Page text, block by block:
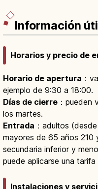
Información
Horarios y precio de
Horario de apertura ：
ejemplo de 9:30 a 18:00.
Días de cierre ：pueden
los martes.
Entrada ：adultos
mayores de 65 años 210
secundaria inferior y
puede aplicarse una
Instalaciones y